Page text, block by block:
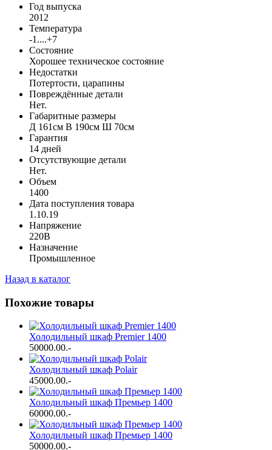
Год выпуска
2012
Температура
-1....+7
Состояние
Хорошее техническое состояние
Недостатки
Потертости, царапины
Повреждённые детали
Нет.
Габаритные размеры
Д 161см В 190см Ш 70см
Гарантия
14 дней
Отсутствующие детали
Нет.
Объем
1400
Дата поступления товара
1.10.19
Напряжение
220В
Назначение
Промышленное
Назад в каталог
Похожие товары
Холодильный шкаф Premier 1400
50000.00.-
Холодильный шкаф Polair
45000.00.-
Холодильный шкаф Премьер 1400
60000.00.-
Холодильный шкаф Премьер 1400
50000.00.-